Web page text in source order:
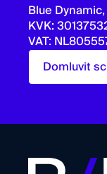
Blue Dynamic,
KVK:
VAT:
Domluvit